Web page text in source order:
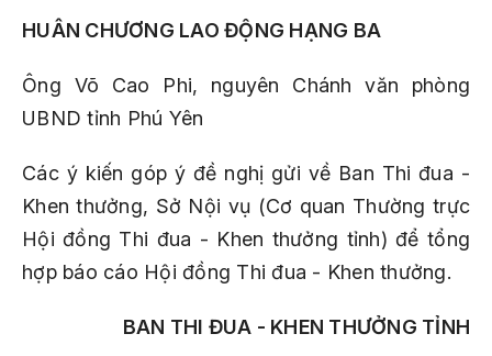
HUÂN CHƯƠNG LAO ĐỘNG HẠNG BA
Ông Võ Cao Phi, nguyên Chánh văn phòng
UBND tỉnh Phú Yên
Các ý kiến góp ý đề nghị gửi về Ban Thi đua -
Khen thưởng, Sở Nội vụ (Cơ quan Thường trực
Hội đồng Thi đua - Khen thưởng tỉnh) để tổng
hợp báo cáo Hội đồng Thi đua - Khen thưởng.
BAN THI ĐUA - KHEN THƯỞNG TỈNH